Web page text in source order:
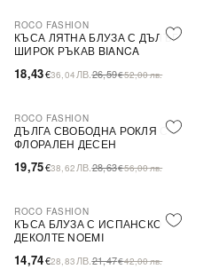
-31%
ROCO FASHION
КЪСА ЛЯТНА БЛУЗА С ДЪЛЪГ
ШИРОК РЪКАВ BIANCA
18,43€36,04 ЛВ.26,59€52,00лв.
-31%
ROCO FASHION
ДЪЛГА СВОБОДНА РОКЛЯ С
ФЛОРАЛЕН ДЕСЕН
19,75€38,62 ЛВ.28,63€56,00лв.
-31%
ROCO FASHION
КЪСА БЛУЗА С ИСПАНСКО
ДЕКОЛТЕ NOEMI
14,74€28,83 ЛВ.21,47€42,00лв.